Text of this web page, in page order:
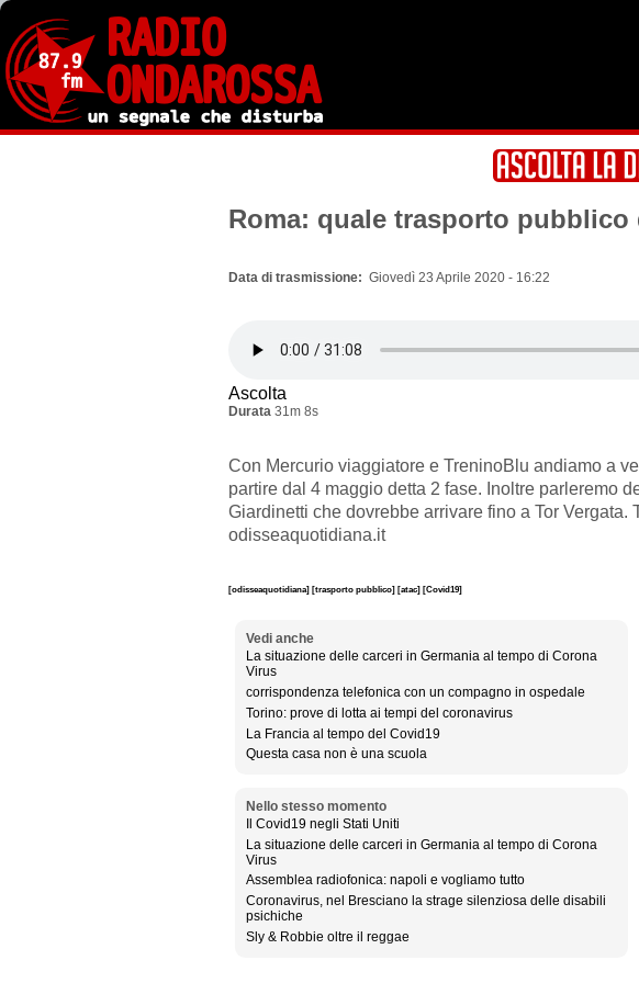
Salta
contenuto
principale
Roma: quale trasporto pubblico
Data di trasmissione Giovedì 23 Aprile 2020 - 16:22
Ascolta
Durata 31m 8s
Con Mercurio viaggiatore e TreninoBlu andiamo a
partire dal 4 maggio detta 2 fase. Inoltre parleremo
Giardinetti che dovrebbe arrivare fino a Tor Vergata.
odisseaquotidiana.it
[odisseaquotidiana] [trasporto pubblico] [atac] [Covid19]
Vedi anche
La situazione delle carceri in Germania al tempo di Corona
Virus
corrispondenza telefonica con un compagno in ospedale
Torino: prove di lotta ai tempi del coronavirus
La Francia al tempo del Covid19
Questa casa non è una scuola
Nello stesso momento
Il Covid19 negli Stati Uniti
La situazione delle carceri in Germania al tempo di Corona
Virus
Assemblea radiofonica: napoli e vogliamo tutto
Coronavirus, nel Bresciano la strage silenziosa delle disabili
psichiche
Sly & Robbie oltre il reggae